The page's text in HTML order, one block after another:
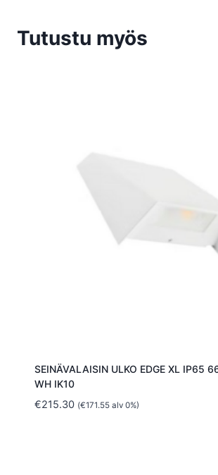
Tutustu myös
SEINÄVALAISIN ULKO EDGE XL IP65
WH IK10
€215.30 (€171.55alv 0%)